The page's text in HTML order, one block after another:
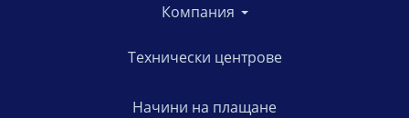
Компания
Технически центрове
Начини на плащане